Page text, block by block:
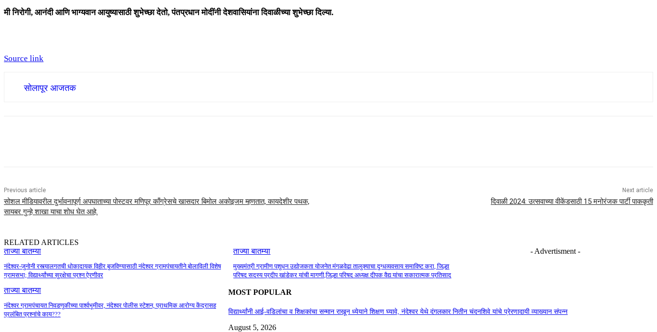
मी निरोगी, आनंदी आणि भाग्यवान आयुष्यासाठी शुभेच्छा देतो, पंतप्रधान मोदींनी देशवासियांना दिवाळीच्या शुभेच्छा दिल्या.
Source link
सोलापूर आजतक
Previous article
सोशल मीडियावरील दुर्भावनापूर्ण अपघाताच्या पोस्टवर मणिपूर काँग्रेसचे खासदार बिमोल अकोइजम म्हणतात, कायदेशीर पथक,
सायबर गुन्हे शाखा याचा शोध घेत आहे.
Next article
दिवाळी 2024: उत्सवाच्या वीकेंडसाठी 15 मनोरंजक पार्टी पाककृती
RELATED ARTICLES
ताज्या बातम्या
नंदेश्वर-जुनोनी रस्त्यालगतची धोकादायक विहीर बुजविण्यासाठी नंदेश्वर ग्रामपंचायतीने बोलाविली विशेष
ग्रामसभा; विद्यार्थ्यांच्या सुरक्षेचा प्रश्न ऐरणीवर
ताज्या बातम्या
मुख्यमंत्री ग्रामीण पशुधन उद्योजकता योजनेत मंगळवेढा तालुक्याचा दुग्धव्यवसाय समाविष्ट करा, जिल्हा
परिषद सदस्य प्रदीप खांडेकर यांची मागणी,जिल्हा परिषद अध्यक्ष दीपक वैद्य यांचा सकारात्मक प्रतिसाद
ताज्या बातम्या
नंदेश्वर ग्रामपंचायत निवडणुकीच्या पार्श्वभूमीवर, नंदेश्वर पोलीस स्टेशन, प्राथमिक आरोग्य केंद्रासह
प्रलंबित प्रश्नांचे काय???
- Advertisment -
MOST POPULAR
विद्यार्थ्यांनी आई-वडिलांचा व शिक्षकांचा सन्मान राखून ध्येयाने शिक्षण घ्यावे, नंदेश्वर येथे दंगलकार नितीन चंदनशिवे यांचे प्रेरणादायी व्याख्यान संपन्न
August 5, 2026